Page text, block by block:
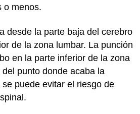
o menos.
desde la parte baja del cerebro
de la zona lumbar. La punción
en la parte inferior de la zona
punto donde acaba la
puede evitar el riesgo de